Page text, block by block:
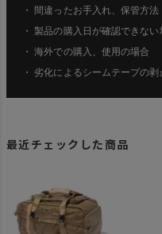
・ 間違ったお手入れ、保管方法
・ 製品の購入日が確認できない
・ 海外での購入、使用の場合
・ 劣化によるシームテープの
最近チェックした商品